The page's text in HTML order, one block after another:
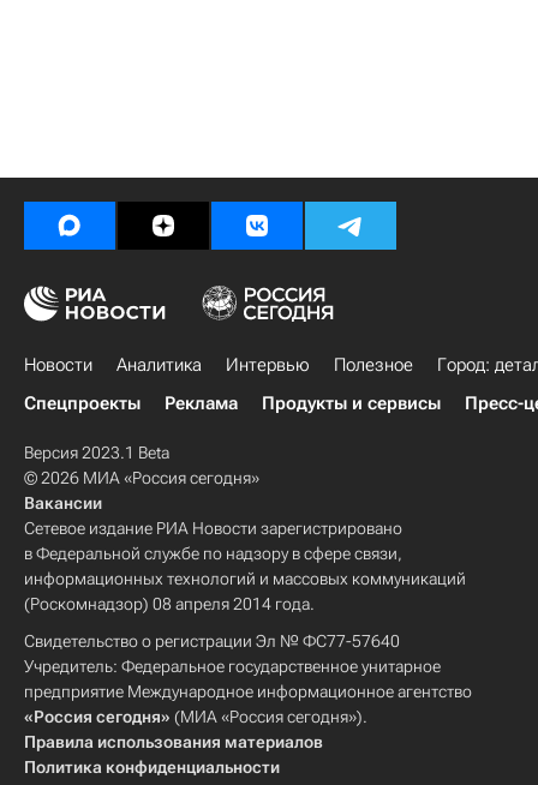
Новости Аналитика Интервью Полезное
Город:
Спецпроекты
Реклама Продукты и сервисы Пресс-
Версия 2023.1 Beta
© 2026 МИА «Россия сегодня»
Вакансии
Сетевое издание РИА Новости зарегистрировано
в Федеральной службе по надзору в сфере связи,
информационных технологий и массовых коммуникаций
(Роскомнадзор) 08 апреля 2014 года.
Свидетельство о регистрации Эл № ФС77-57640
Учредитель: Федеральное государственное унитарное
предприятие Международное информационное агентство
«Россия сегодня» (МИА «Россия сегодня»).
Правила использования материалов
Политика конфиденциальности